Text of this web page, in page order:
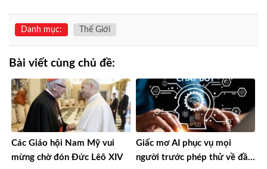
Danh mục: Thế Giới
Bài viết cùng chủ đề:
Các Giáo hội Nam Mỹ vui
mừng chờ đón Đức Lêô XIV
Giấc mơ AI phục vụ mọi
người trước phép thử về đầu